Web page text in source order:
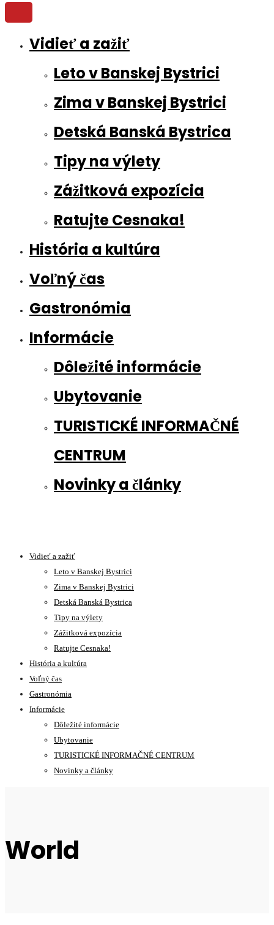
Vidieť a zažiť
Leto v Banskej Bystrici
Zima v Banskej Bystrici
Detská Banská Bystrica
Tipy na výlety
Zážitková expozícia
Ratujte Cesnaka!
História a kultúra
Voľný čas
Gastronómia
Informácie
Dôležité informácie
Ubytovanie
TURISTICKÉ INFORMAČNÉ
CENTRUM
Novinky a články
Vidieť a zažiť
Leto v Banskej Bystrici
Zima v Banskej Bystrici
Detská Banská Bystrica
Tipy na výlety
Zážitková expozícia
Ratujte Cesnaka!
História a kultúra
Voľný čas
Gastronómia
Informácie
Dôležité informácie
Ubytovanie
TURISTICKÉ INFORMAČNÉ CENTRUM
Novinky a články
World